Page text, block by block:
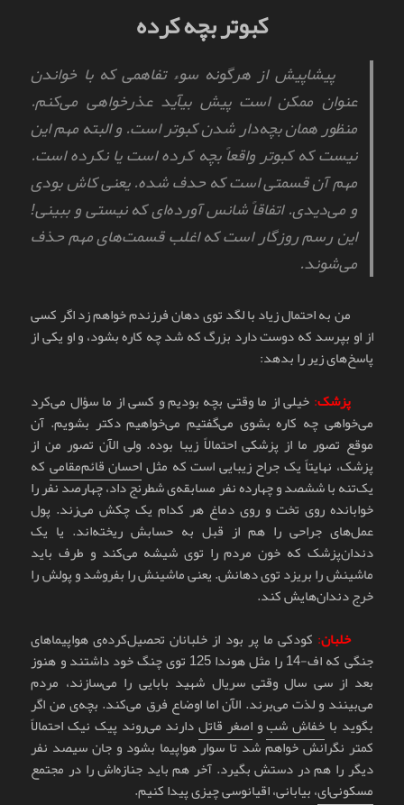
کبوتر بچه کرده
پیشاپیش از هرگونه سوء تفاهمی که با خواندن
عنوان ممکن است پیش بیآید عذرخواهی می‌کنم.
منظور همان بچه‌دار شدن کبوتر است. و البته مهم این
نیست که کبوتر واقعاً بچه کرده است یا نکرده است.
مهم آن قسمتی است که حدف شده. یعنی کاش بودی
و می‌دیدی. اتفاقاً شانس آورده‌ای که نیستی و ببینی!
این رسم روزگار است که اغلب قسمت‌های مهم حذف
می‌شوند.
من به احتمال زیاد با لگد توی دهان فرزندم خواهم زد اگر کسی
از او بپرسد که دوست دارد بزرگ که شد چه کاره بشود، و او یکی از
پاسخ‌های زیر را بدهد:
پزشک: خیلی از ما وقتی بچه بودیم و کسی از ما سؤال می‌کرد
می‌خواهی چه کاره بشوی می‌گفتیم می‌خواهیم دکتر بشویم. آن
موقع تصور ما از پزشکی احتمالاً زیبا بوده. ولی الآن تصور من از
پزشک، نهایتاً یک جراح زیبایی است که مثلاحسان قائم‌مقامی که
یک‌تنه با ششصد و چهارده نفر مسابقه‌ی شطرنج داد، چهارصد نفر را
خوابانده روی تخت و روی دماغ هر کدام یک چکش می‌زند. پول
عمل‌های جراحی را هم از قبل به حسابش ریخته‌اند. یا یک
دندان‌پزشک که خون مردم را توی شیشه می‌کند و طرف باید
ماشینش را بریزد توی دهانش. یعنی ماشینش را بفروشد و پولش را
خرج دندان‌هایش کند.
خلبان: کودکی ما پر بود از خلبانان تحصیل‌کرده‌ی هواپیماهای
جنگی که اف-14 را مثل هوندا 125 توی چنگ خود داشتند و هنوز
بعد از سی سال وقتی سریال شهید بابایی را می‌سازند، مردم
می‌بینند و لذت می‌برند. الآن اما اوضاع فرق می‌کند. بچه‌ی من اگر
بگوید با خفاش شبواصغر قاتلدارند می‌روند پیک نیک احتمالاً
کمتر نگرانش خواهم شد تا سوار هواپیما بشود و جان سیصد نفر
دیگر را هم در دستش بگیرد. آخر هم باید جنازه‌اش را در مجتمع
مسکونی‌ای، بیابانی، اقیانوسی چیزی پیدا کنیم.